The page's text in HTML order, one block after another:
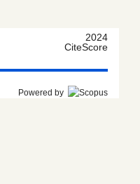
2024
CiteScore
Powered by